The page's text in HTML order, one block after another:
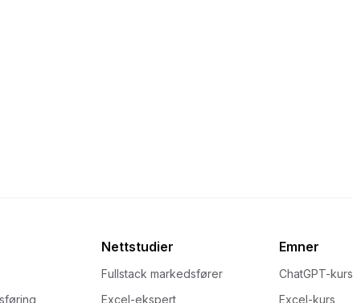
Nettstudier
Fullstack markedsfører
Excel-ekspert
Emner
ChatGPT-kurs
Excel-kurs